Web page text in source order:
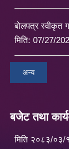
बोलपत्र स्वीकृत
मिति: 07/27/
अन्य
बजेट तथा
मिति २०८३/०३/